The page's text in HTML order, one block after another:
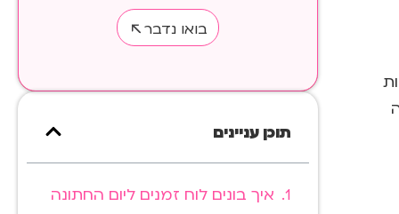
בואו נדבר
תוכן עניינים
איך בונים לוח זמנים ליום החתונה